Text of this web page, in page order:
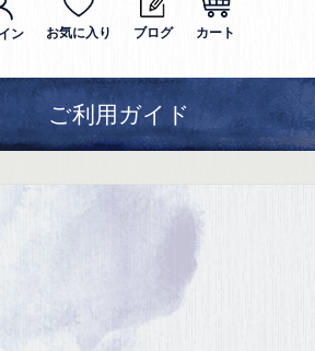
ン お気に入り ブログ カート
ご利用ガイド